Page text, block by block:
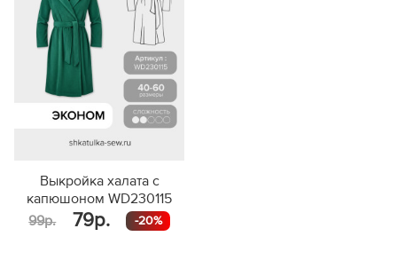
Выкройка халата с
капюшоном WD230115
99р.
79р. -20%